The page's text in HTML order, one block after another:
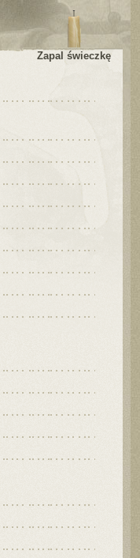
Zapal świeczkę